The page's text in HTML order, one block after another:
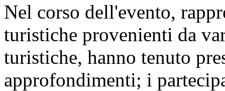
Nel corso dell'evento,
turistiche provenienti da
turistiche, hanno tenuto
approfondimenti; i